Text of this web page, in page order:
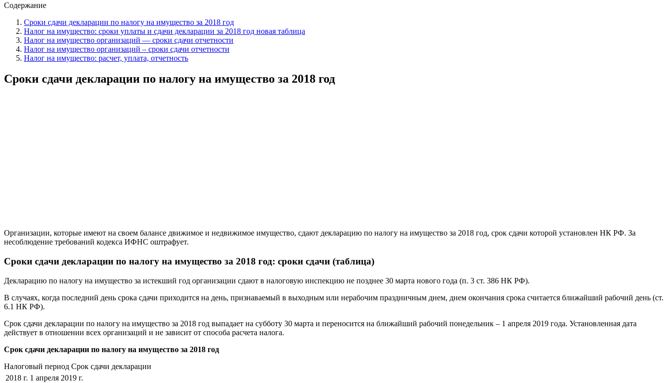
Содержание
Сроки сдачи декларации по налогу на имущество за 2018 год
Налог на имущество: сроки уплаты и сдачи декларации за 2018 год новая таблица
Налог на имущество организаций — сроки сдачи отчетности
Налог на имущество организаций – сроки сдачи отчетности
Налог на имущество: расчет, уплата, отчетность
Сроки сдачи декларации по налогу на имущество за 2018 год
Организации, которые имеют на своем балансе движимое и недвижимое имущество, сдают декларацию по налогу на имущество за 2018 год, срок сдачи которой установлен НК РФ. За
несоблюдение требований кодекса ИФНС оштрафует.
Сроки сдачи декларации по налогу на имущество за 2018 год: сроки сдачи (таблица)
Декларацию по налогу на имущество за истекший год организации сдают в налоговую инспекцию не позднее 30 марта нового года (п. 3 ст. 386 НК РФ).
В случаях, когда последний день срока сдачи приходится на день, признаваемый в выходным или нерабочим праздничным днем, днем окончания срока считается ближайший рабочий день (ст.
6.1 НК РФ).
Срок сдачи декларации по налогу на имущество за 2018 год выпадает на субботу 30 марта и переносится на ближайший рабочий понедельник – 1 апреля 2019 года. Установленная дата
действует в отношении всех организаций и не зависит от способа расчета налога.
Срок сдачи декларации по налогу на имущество за 2018 год
Налоговый период Срок сдачи декларации
2018 г. 1 апреля 2019 г.